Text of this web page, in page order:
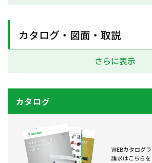
カタログ・図面・取説
さらに表示
カタログ
WEBカタログ
請求はこちらを